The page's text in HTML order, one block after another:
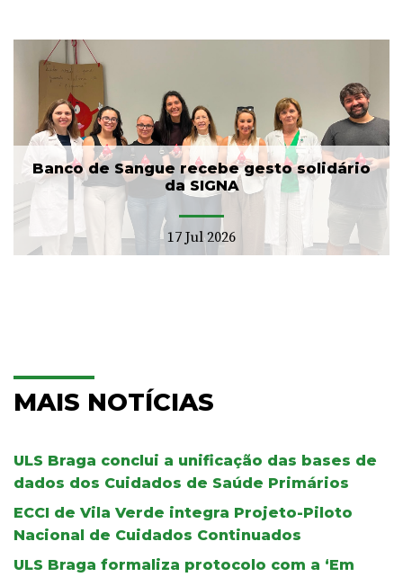
Banco de Sangue recebe gesto solidário
da SIGNA
17 Jul 2026
MAIS NOTÍCIAS
ULS Braga conclui a unificação das bases de
dados dos Cuidados de Saúde Primários
ECCI de Vila Verde integra Projeto-Piloto
Nacional de Cuidados Continuados
ULS Braga formaliza protocolo com a ‘Em